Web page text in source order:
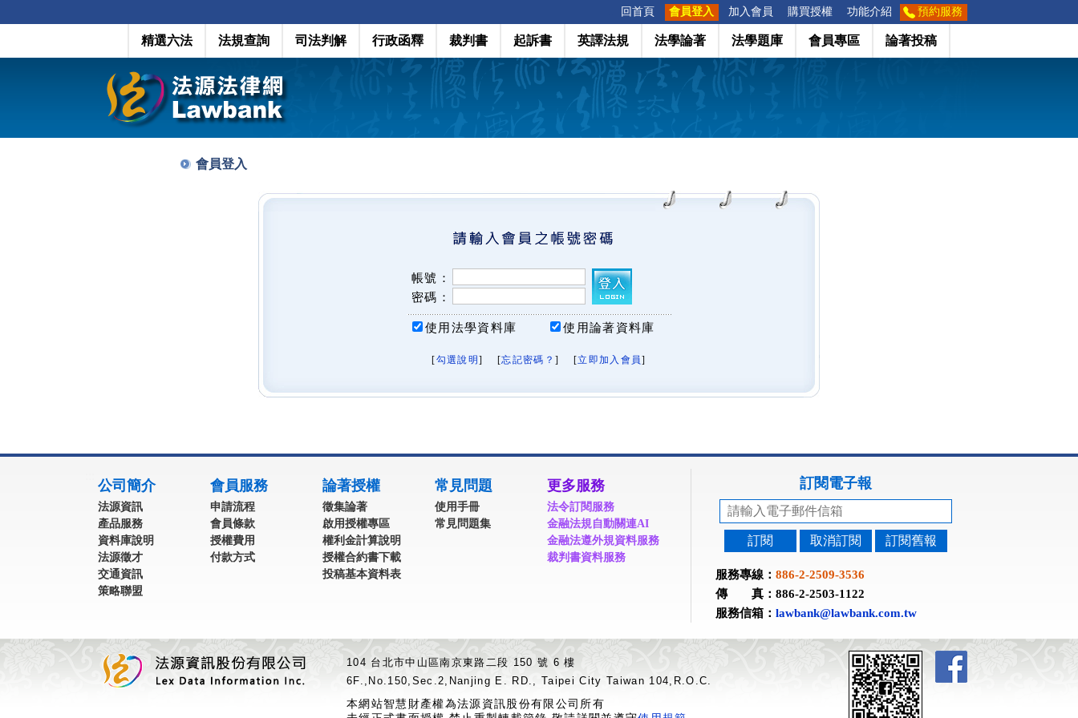
回首頁 會員登入 加入會員 購買授權 功能介紹 預約服務
精選六法 法規查詢 司法判解 行政函釋 裁判書 起訴書 英譯法規 法學論著 法學題庫 會員專區 論著投稿
會員登入
帳號：
密碼：
使用法學資料庫 使用論著資料庫
[勾選說明 ] [忘記密碼？ ] [立即加入會員]
公司簡介
法源資訊
產品服務
資料庫說明
法源徵才
交通資訊
策略聯盟
會員服務
申請流程
會員條款
授權費用
付款方式
論著授權
徵集論著
啟用授權專區
權利金計算說明
授權合約書下載
投稿基本資料表
常見問題
使用手冊
常見問題集
更多服務
法令訂閱服務
金融法規自動關連AI
金融法遵外規資料服務
裁判書資料服務
訂閱電子報
訂閱 取消訂閱 訂閱舊報
服務專線： 886-2-2509-3536
傳 真：886-2-2503-1122
服務信箱： lawbank@lawbank.com.tw
104 台北市中山區南京東路二段 150 號 6 樓
6F.,No.150,Sec.2,Nanjing E. RD., Taipei City Taiwan 104,R.O.C.
本網站智慧財產權為法源資訊股份有限公司所有